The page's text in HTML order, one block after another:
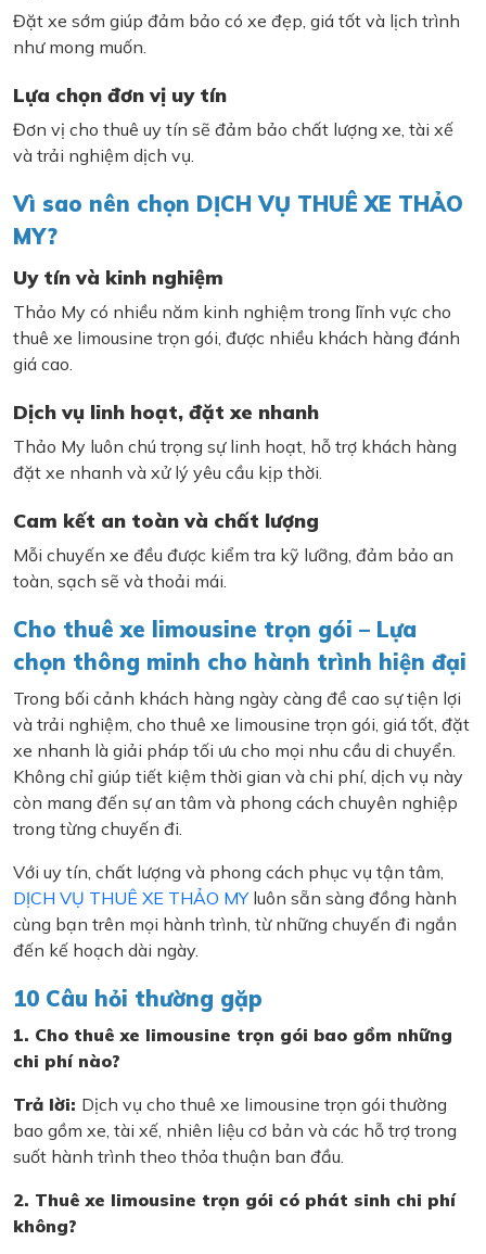
Đặt xe sớm giúp đảm bảo có xe đẹp, giá tốt và lịch trình
như mong muốn.
Lựa chọn đơn vị uy tín
Đơn vị cho thuê uy tín sẽ đảm bảo chất lượng xe, tài xế
và trải nghiệm dịch vụ.
Vì sao nên chọn DỊCH VỤ THUÊ XE THẢO
MY?
Uy tín và kinh nghiệm
Thảo My có nhiều năm kinh nghiệm trong lĩnh vực cho
thuê xe limousine trọn gói, được nhiều khách hàng đánh
giá cao.
Dịch vụ linh hoạt, đặt xe nhanh
Thảo My luôn chú trọng sự linh hoạt, hỗ trợ khách hàng
đặt xe nhanh và xử lý yêu cầu kịp thời.
Cam kết an toàn và chất lượng
Mỗi chuyến xe đều được kiểm tra kỹ lưỡng, đảm bảo an
toàn, sạch sẽ và thoải mái.
Cho thuê xe limousine trọn gói – Lựa
chọn thông minh cho hành trình hiện đại
Trong bối cảnh khách hàng ngày càng đề cao sự tiện lợi
và trải nghiệm, cho thuê xe limousine trọn gói, giá tốt, đặt
xe nhanh là giải pháp tối ưu cho mọi nhu cầu di chuyển.
Không chỉ giúp tiết kiệm thời gian và chi phí, dịch vụ này
còn mang đến sự an tâm và phong cách chuyên nghiệp
trong từng chuyến đi.
Với uy tín, chất lượng và phong cách phục vụ tận tâm,
DỊCH VỤ THUÊ XE THẢO MYluôn sẵn sàng đồng hành
cùng bạn trên mọi hành trình, từ những chuyến đi ngắn
đến kế hoạch dài ngày.
10 Câu hỏi thường gặp
1. Cho thuê xe limousine trọn gói bao gồm những
chi phí nào?
Trả lời: Dịch vụ cho thuê xe limousine trọn gói thường
bao gồm xe, tài xế, nhiên liệu cơ bản và các hỗ trợ trong
suốt hành trình theo thỏa thuận ban đầu.
2. Thuê xe limousine trọn gói có phát sinh chi phí
không?